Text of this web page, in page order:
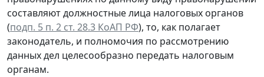
составляют должностные лица налоговых органов
(подп. 5 п. 2 ст. 28.3 КоАП РФ), то, как полагает
законодатель, и полномочия по рассмотрению
данных дел целесообразно передать налоговым
органам.